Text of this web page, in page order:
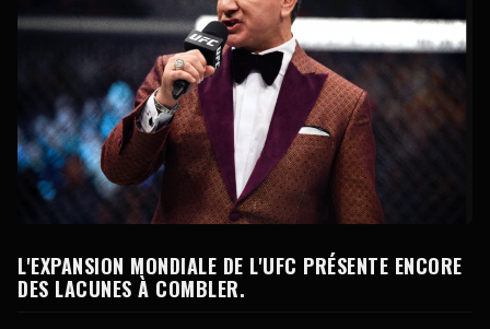
L'EXPANSION MONDIALE DE L'UFC PRÉSENTE ENCORE
DES LACUNES À COMBLER.